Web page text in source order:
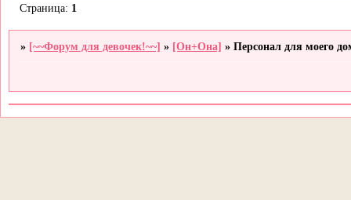
Страница: 1
» [~~Форум для девочек!~~] » [Он+Она] »Персонал для моего